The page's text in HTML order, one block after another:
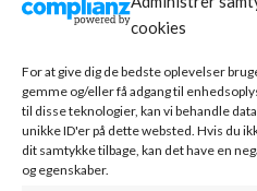
cookies
For at give dig de bedste oplevelser
gemme og/eller få adgang til
til disse teknologier, kan vi behandle
unikke ID'er på dette websted. Hvis du
dit samtykke tilbage, kan det have en
og egenskaber.
Handelsbetingelser
Bankoplysninger
Markedsføring
Webudvikling
Leverandører
Sponsorater